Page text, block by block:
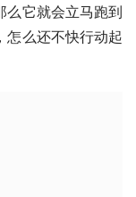
么它就会立马跑到
怎么还不快行动起